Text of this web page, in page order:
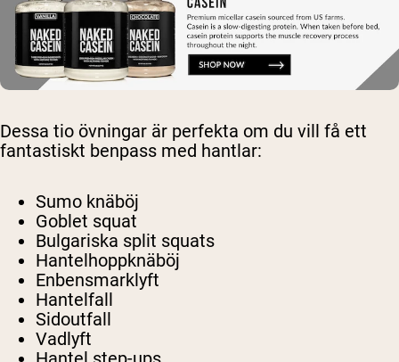
Dessa tio övningar är perfekta om du vill få ett
fantastiskt benpass med hantlar:
Sumo knäböj
Goblet squat
Bulgariska split squats
Hantelhoppknäböj
Enbensmarklyft
Hantelfall
Sidoutfall
Vadlyft